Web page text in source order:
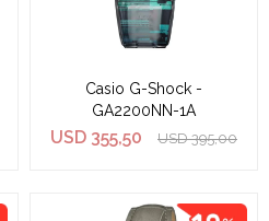
Casio G-Shock -
GA2200NN-1A
USD 355,50 USD 395,00